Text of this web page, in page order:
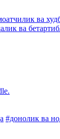
ва
ва
#донолик ва